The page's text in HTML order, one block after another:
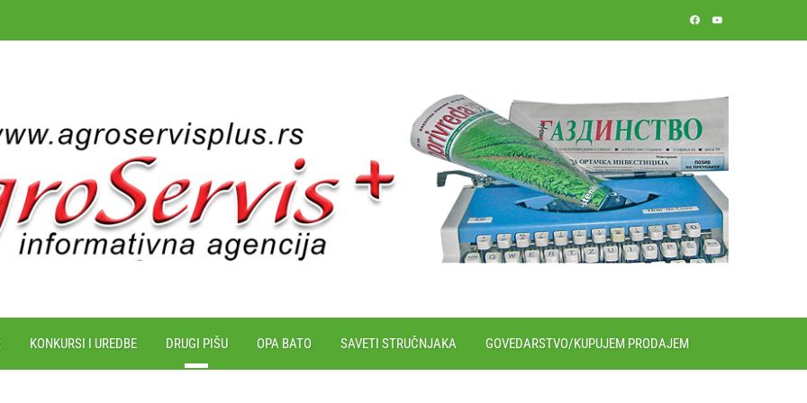
KONKURSI I UREDBE DRUGI PIŠU OPA BATO SAVETI STRUČNJAKA GOVEDARSTVO/KUPUJEM PRODAJEM